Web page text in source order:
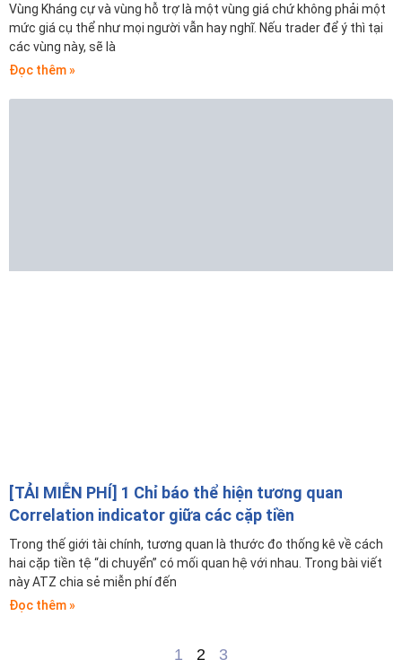
Vùng Kháng cự và vùng hỗ trợ là một vùng giá chứ không phải một
mức giá cụ thể như mọi người vẫn hay nghĩ. Nếu trader để ý thì tại
các vùng này, sẽ là
Đọc thêm »
[TẢI MIỄN PHÍ] 1 Chỉ báo thể hiện tương quan
Correlation indicator giữa các cặp tiền
Trong thế giới tài chính, tương quan là thước đo thống kê về cách
hai cặp tiền tệ “di chuyển” có mối quan hệ với nhau. Trong bài viết
này ATZ chia sẻ miễn phí đến
Đọc thêm »
1 2 3